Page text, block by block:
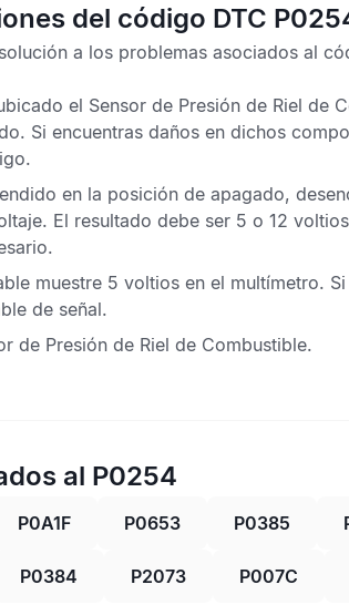
del código DTC
a los problemas asociados al
el Sensor de Presión de Riel de
Si encuentras daños en dichos
en la posición de apagado,
El resultado debe ser 5 o 12
muestre 5 voltios en el multímetro.
de señal.
de Presión de Riel de Combustible.
al P0254
P0A1F P0653 P0385
P0384 P2073 P007C